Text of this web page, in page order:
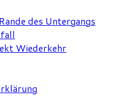
des Untergangs
Wiederkehr